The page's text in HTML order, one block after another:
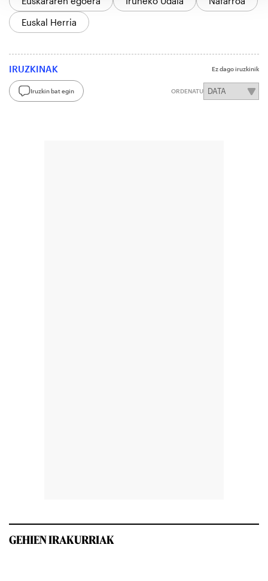
Euskal Herria
IRUZKINAK Ez dago iruzkinik
Iruzkin bat egin ORDENATU
GEHIEN IRAKURRIAK